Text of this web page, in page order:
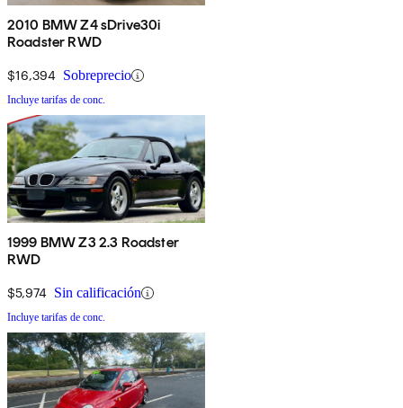
2010 BMW Z4 sDrive30i
Roadster RWD
$16,394 Sobreprecio
Incluye tarifas de conc.
1999 BMW Z3 2.3 Roadster
RWD
$5,974 Sin calificación
Incluye tarifas de conc.